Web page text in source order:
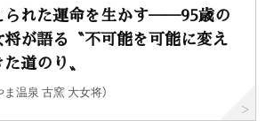
られた運命を生かす──95歳の
将が語る〝不可能を可能に変え
道のり〟
温泉 古窯 大女将）